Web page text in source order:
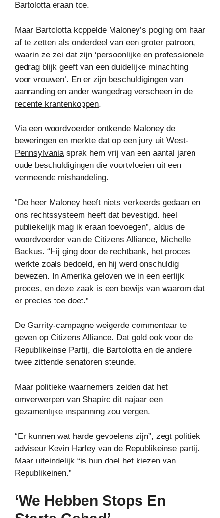
Bartolotta eraan toe.
Maar Bartolotta koppelde Maloney’s poging om haar
af te zetten als onderdeel van een groter patroon,
waarin ze zei dat zijn ‘persoonlijke en professionele
gedrag blijk geeft van een duidelijke minachting
voor vrouwen’. En er zijn beschuldigingen van
aanranding en ander wangedrag verscheen in de
recente krantenkoppen.
Via een woordvoerder ontkende Maloney de
beweringen en merkte dat op een jury uit West-
Pennsylvaniasprak hem vrij van een aantal jaren
oude beschuldigingen die voortvloeien uit een
vermeende mishandeling.
“De heer Maloney heeft niets verkeerds gedaan en
ons rechtssysteem heeft dat bevestigd, heel
publiekelijk mag ik eraan toevoegen”, aldus de
woordvoerder van de Citizens Alliance, Michelle
Backus. “Hij ging door de rechtbank, het proces
werkte zoals bedoeld, en hij werd onschuldig
bewezen. In Amerika geloven we in een eerlijk
proces, en deze zaak is een bewijs van waarom dat
er precies toe doet.”
De Garrity-campagne weigerde commentaar te
geven op Citizens Alliance. Dat gold ook voor de
Republikeinse Partij, die Bartolotta en de andere
twee zittende senatoren steunde.
Maar politieke waarnemers zeiden dat het
omverwerpen van Shapiro dit najaar een
gezamenlijke inspanning zou vergen.
“Er kunnen wat harde gevoelens zijn”, zegt politiek
adviseur Kevin Harley van de Republikeinse partij.
Maar uiteindelijk “is hun doel het kiezen van
Republikeinen.”
‘We Hebben Stops En